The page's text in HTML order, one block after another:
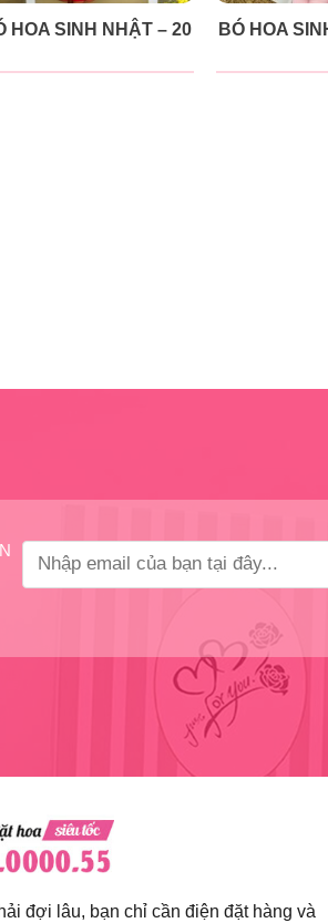
HOA SINH NHẬT – 20 BÓ HOA
đợi lâu, bạn chỉ cần điện đặt hàng và